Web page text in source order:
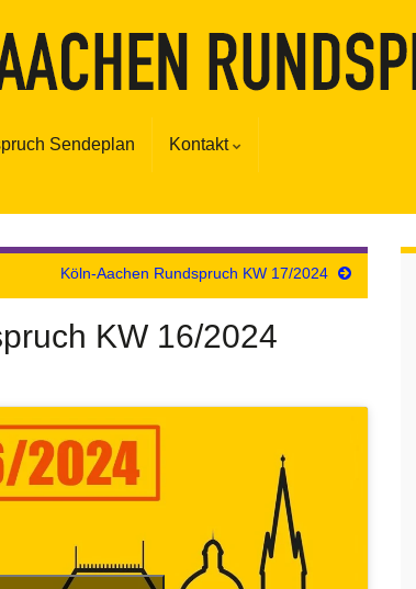
Sendeplan Kontakt
Köln-Aachen Rundspruch KW 17/2024
KW 16/2024